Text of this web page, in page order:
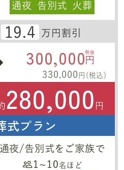
通夜 告別式 火葬
19.4 万円割引
300,000税抜
円
330,000 円(税込)
280,000 円
式プラン
通夜/告別式をご家族で
1~10 名ほど